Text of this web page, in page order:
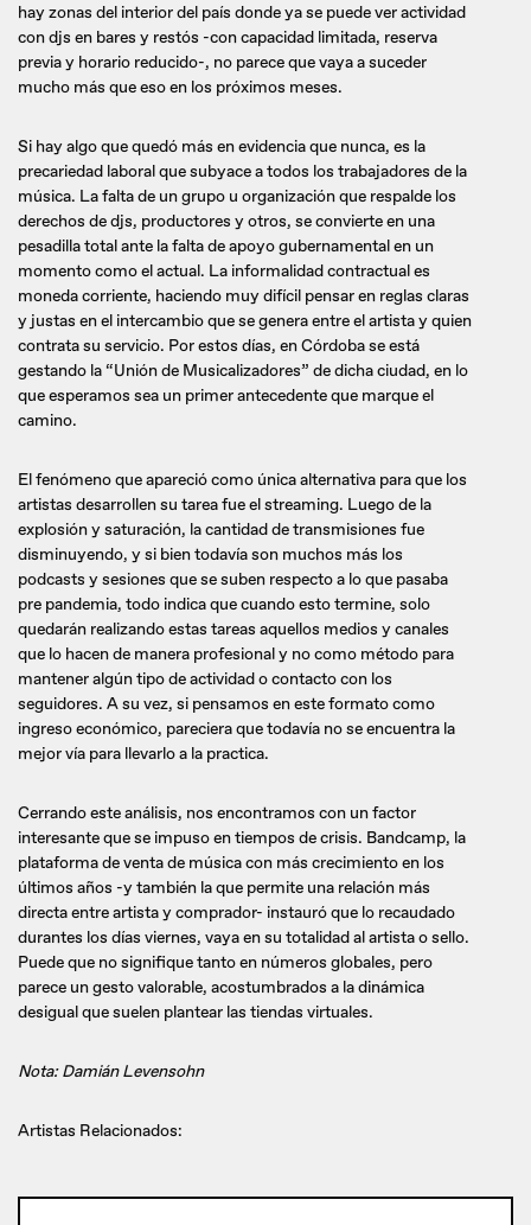
hay zonas del interior del país donde ya se puede ver actividad
con djs en bares y restós -con capacidad limitada, reserva
previa y horario reducido-, no parece que vaya a suceder
mucho más que eso en los próximos meses.
Si hay algo que quedó más en evidencia que nunca, es la
precariedad laboral que subyace a todos los trabajadores de la
música. La falta de un grupo u organización que respalde los
derechos de djs, productores y otros, se convierte en una
pesadilla total ante la falta de apoyo gubernamental en un
momento como el actual. La informalidad contractual es
moneda corriente, haciendo muy difícil pensar en reglas claras
y justas en el intercambio que se genera entre el artista y quien
contrata su servicio. Por estos días, en Córdoba se está
gestando la “Unión de Musicalizadores” de dicha ciudad, en lo
que esperamos sea un primer antecedente que marque el
camino.
El fenómeno que apareció como única alternativa para que los
artistas desarrollen su tarea fue el streaming. Luego de la
explosión y saturación, la cantidad de transmisiones fue
disminuyendo, y si bien todavía son muchos más los
podcasts y sesiones que se suben respecto a lo que pasaba
pre pandemia, todo indica que cuando esto termine, solo
quedarán realizando estas tareas aquellos medios y canales
que lo hacen de manera profesional y no como método para
mantener algún tipo de actividad o contacto con los
seguidores. A su vez, si pensamos en este formato como
ingreso económico, pareciera que todavía no se encuentra la
mejor vía para llevarlo a la practica.
Cerrando este análisis, nos encontramos con un factor
interesante que se impuso en tiempos de crisis. Bandcamp, la
plataforma de venta de música con más crecimiento en los
últimos años -y también la que permite una relación más
directa entre artista y comprador- instauró que lo recaudado
durantes los días viernes, vaya en su totalidad al artista o sello.
Puede que no signifique tanto en números globales, pero
parece un gesto valorable, acostumbrados a la dinámica
desigual que suelen plantear las tiendas virtuales.
Nota: Damián Levensohn
Artistas Relacionados: